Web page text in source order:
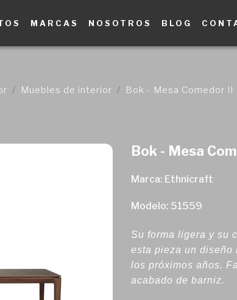
MARCAS NOSOTROS BLOG
Muebles de interior Bok - Mesa Comedor II
Bok - Mesa
Marca: Ethnicraft
Modelo: 51559
Su forma ligera y su
esta pieza un diseño
los próximos años.
acabado de barniz.